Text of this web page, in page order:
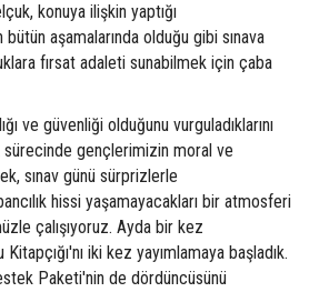
konuya ilişkin yaptığı
aşamalarında olduğu gibi sınava
fırsat adaleti sunabilmek için çaba
ve güvenliği olduğunu vurguladıklarını
sürecinde gençlerimizin moral ve
sınav günü sürprizlerle
hissi yaşamayacakları bir atmosferi
çalışıyoruz. Ayda bir kez
Kitapçığı'nı iki kez yayımlamaya başladık.
Paketi'nin de dördüncüsünü